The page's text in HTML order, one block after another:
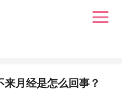
月经是怎么回事？